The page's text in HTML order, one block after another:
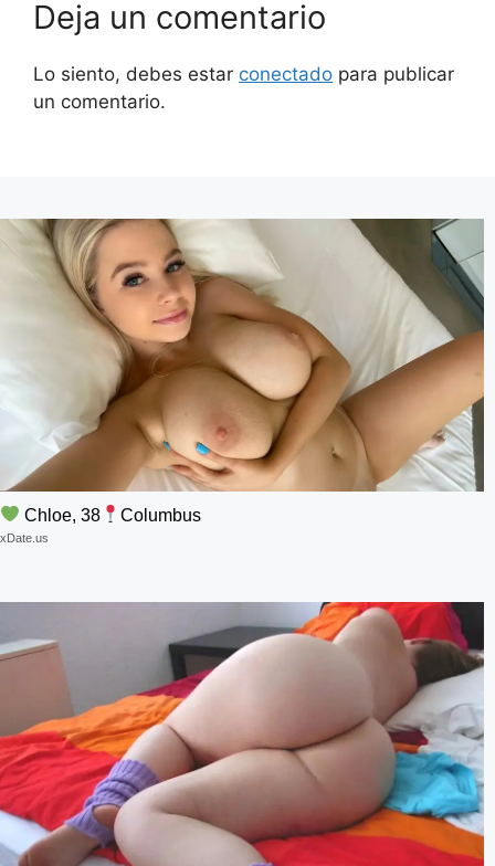
Deja un comentario
Lo siento, debes estar conectado para publicar
un comentario.
Chloe, 38 Columbus
xDate.us